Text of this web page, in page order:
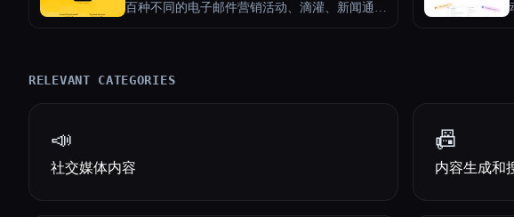
百种不同的电子邮件营销活动、滴灌、新闻通讯
RELEVANT CATEGORIES
📣
社交媒体内容
📠
内容生成和